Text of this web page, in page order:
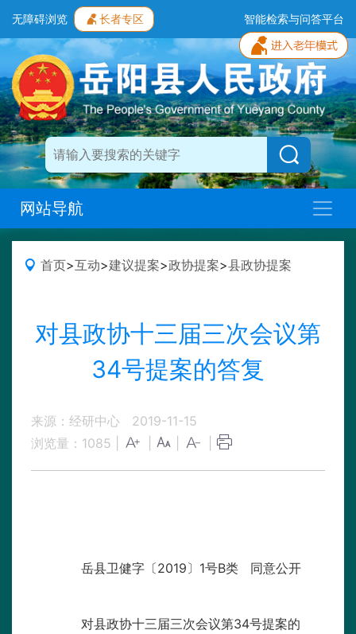
无障碍浏览 长者专区 智能检索与问答平台
网站导航
首页>互动>建议提案>政协提案>县政协提案
对县政协十三届三次会议第
34号提案的答复
来源：经研中心
2019-11-15
浏览量： 1085
岳县卫健字〔2019〕1号B类 同意公开
对县政协十三届三次会议第34号提案的